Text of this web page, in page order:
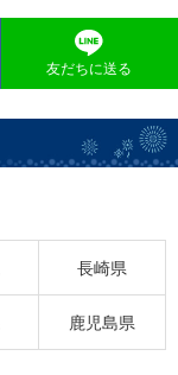
友だちに送る
長崎県
鹿児島県